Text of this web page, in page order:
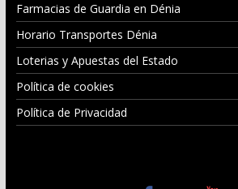
Farmacias de Guardia en Dénia
Horario Transportes Dénia
Loterias y Apuestas del Estado
Política de cookies
Política de Privacidad